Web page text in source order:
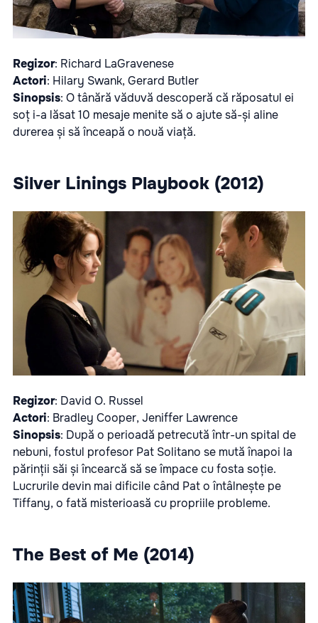
Regizor: Richard LaGravenese
Actori: Hilary Swank, Gerard Butler
Sinopsis: O tânără văduvă descoperă că răposatul ei
soț i-a lăsat 10 mesaje menite să o ajute să-și aline
durerea și să înceapă o nouă viață.
Silver Linings Playbook (2012)
Regizor: David O. Russel
Actori: Bradley Cooper, Jeniffer Lawrence
Sinopsis: După o perioadă petrecută într-un spital de
nebuni, fostul profesor Pat Solitano se mută înapoi la
părinții săi și încearcă să se împace cu fosta soție.
Lucrurile devin mai dificile când Pat o întâlnește pe
Tiffany, o fată misterioasă cu propriile probleme.
The Best of Me (2014)